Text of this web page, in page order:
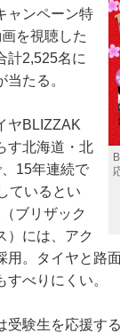
ャンペーン特
を視聴した
計2,525名に
たる。
ヤBLIZZAK
す北海道・北
15年連続で
ているとい
ブリザック
）には、アク
用。タイヤと路
すべりにくい。
験生を応援す